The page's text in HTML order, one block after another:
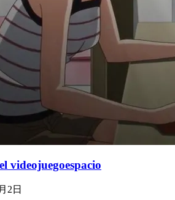
videojuegoespacio
2日